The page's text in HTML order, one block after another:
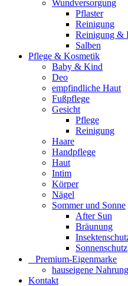
Wundversorgung
Pflaster
Reinigung
Reinigung &
Salben
Pflege & Kosmetik
Baby & Kind
Deo
empfindliche Haut
Fußpflege
Gesicht
Pflege
Reinigung
Haare
Handpflege
Haut
Intim
Körper
Nägel
Sommer und Sonne
After Sun
Bräunung
Sonnenschutz
⠀​Premium-Eigenmarke
hauseigene
Kontakt